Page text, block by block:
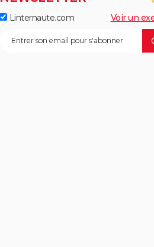
Linternaute.com Voir un